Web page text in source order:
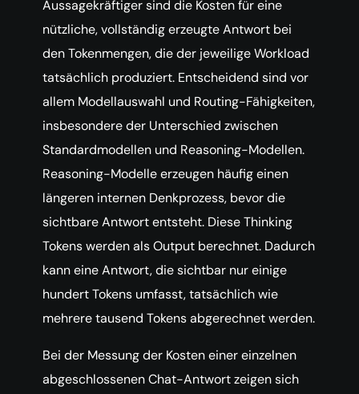
Aussagekräftiger sind die Kosten für eine
nützliche, vollständig erzeugte Antwort bei
den Tokenmengen, die der jeweilige Workload
tatsächlich produziert. Entscheidend sind vor
allem Modellauswahl und Routing-Fähigkeiten,
insbesondere der Unterschied zwischen
Standardmodellen und Reasoning-Modellen.
Reasoning-Modelle erzeugen häufig einen
längeren internen Denkprozess, bevor die
sichtbare Antwort entsteht. Diese Thinking
Tokens werden als Output berechnet. Dadurch
kann eine Antwort, die sichtbar nur einige
hundert Tokens umfasst, tatsächlich wie
mehrere tausend Tokens abgerechnet werden.
Bei der Messung der Kosten einer einzelnen
abgeschlossenen Chat-Antwort zeigen sich